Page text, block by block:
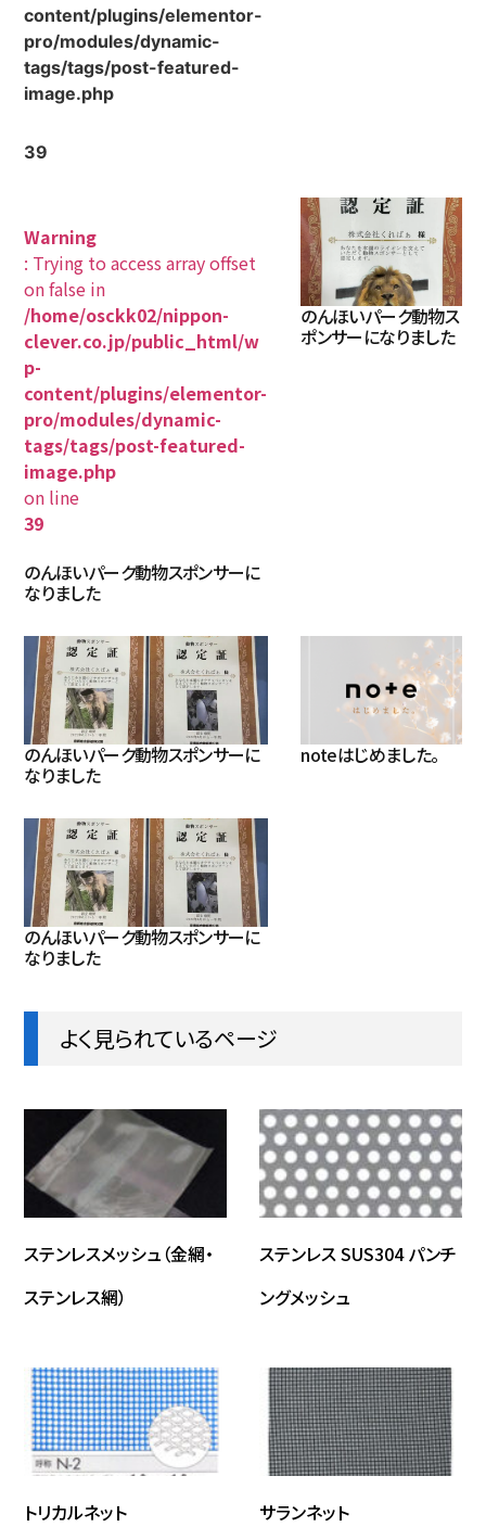
content/plugins/elementor-
pro/modules/dynamic-
tags/tags/post-featured-
image.php
39
Warning
: Trying to access array offset
on false in
/home/osckk02/nippon-
clever.co.jp/public_html/w
p-
content/plugins/elementor-
pro/modules/dynamic-
tags/tags/post-featured-
image.php
on line
39
のんほいパーク動物スポンサーに
なりました
のんほいパーク動物ス
ポンサーになりました
のんほいパーク動物スポンサーに
なりました
noteはじめました。
のんほいパーク動物スポンサーに
なりました
よく見られているページ
ステンレスメッシュ（金網・
ステンレス網）
ステンレス SUS304 パンチ
ングメッシュ
トリカルネット サランネット